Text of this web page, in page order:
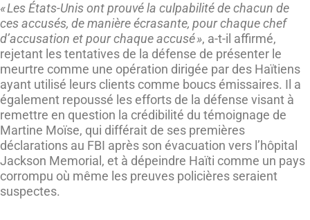
« Les États-Unis ont prouvé la culpabilité de chacun de
ces accusés, de manière écrasante, pour chaque chef
d’accusation et pour chaque accusé », a-t-il affirmé,
rejetant les tentatives de la défense de présenter le
meurtre comme une opération dirigée par des Haïtiens
ayant utilisé leurs clients comme boucs émissaires. Il a
également repoussé les efforts de la défense visant à
remettre en question la crédibilité du témoignage de
Martine Moïse, qui différait de ses premières
déclarations au FBI après son évacuation vers l’hôpital
Jackson Memorial, et à dépeindre Haïti comme un pays
corrompu où même les preuves policières seraient
suspectes.